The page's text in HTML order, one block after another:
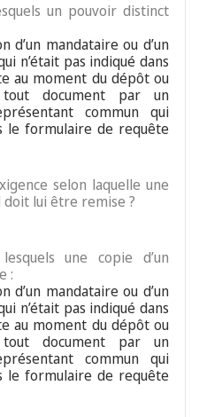
un pouvoir distinct
d’un mandataire ou d’un
n’était pas indiqué dans
au moment du dépôt ou
document par un
commun qui
le formulaire de requête
selon laquelle une
doit lui être remise ?
une copie d’un
:
d’un mandataire ou d’un
n’était pas indiqué dans
au moment du dépôt ou
document par un
commun qui
le formulaire de requête